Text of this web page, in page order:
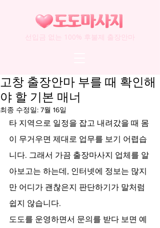
선입금 없는 100% 후불제 출장안마
고창 출장안마 부를 때 확인해
야 할 기본 매너
최종 수정일: 7월 16일
타 지역으로 일정을 잡고 내려갔을 때 몸
이 무거우면 제대로 업무를 보기 어렵습
니다. 그래서 가끔 출장마사지 업체를 알
아보고는 하는데, 인터넷에 정보는 많지
만 어디가 괜찮은지 판단하기가 말처럼
쉽지 않습니다.
도도를 운영하면서 문의를 받다 보면 예